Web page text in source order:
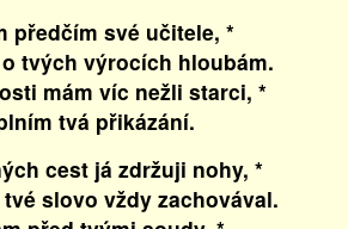
předčím své učitele, *
tvých výrocích hloubám.
mám víc nežli starci, *
tvá přikázání.
cest já zdržuji nohy, *
slovo vždy zachovával.